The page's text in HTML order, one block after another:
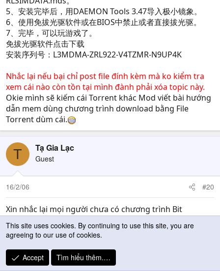
5、安装完毕后，用DAEMON Tools 3.47导入极小镜象。
6、使用免拔光驱软件或在BIOS中禁止或者直接拔光驱。
7、完毕，可以玩游戏了。
免拔光驱软件点击下载
安装序列号：L3MDMA-ZRL922-V4TZMR-N9UP4K
Nhắc lại nếu bại chỉ post file đính kèm mà ko kiểm tra
xem cái nào còn tồn tại mình đành phải xóa topic này.
Okie mình sẽ kiếm cái Torrent khác Mod viết bài hướng
dẫn mem dùng chương trình download bằng File
Torrent dùm cái.
T Tạ Gia Lạc
Guest
16/2/06 #20
Xin nhắc lại mọi người chưa có chương trình Bit
http://www.bittornado.com/download.html[/SIZE]]Dow
nload
Nên dùng chương trình này vì nó rất nhẹ bảo đảm
download lẹ hơn 1 chút
This site uses cookies. By continuing to use this site, you are
agreeing to our use of cookies.
Accept Tìm hiểu thêm.…